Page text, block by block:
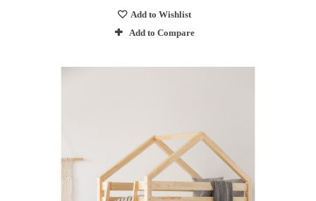
Add to Wishlist
Add to Compare